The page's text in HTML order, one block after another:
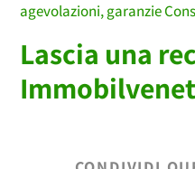
agevolazioni, garanzie
Lascia una